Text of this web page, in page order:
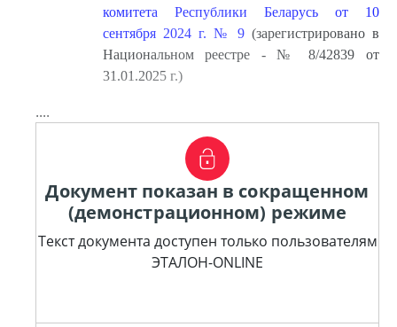
комитета Республики Беларусь от 10
сентября 2024 г. № 9(зарегистрировано в
Национальном реестре - № 8/42839 от
31.01.2025 г.)
....
Документ показан в сокращенном
(демонстрационном) режиме
Текст документа доступен только пользователям
ЭТАЛОН-ONLINE